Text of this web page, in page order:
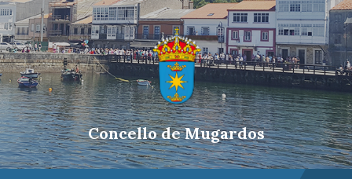
Skip
to
content
Skip
to
main
navigation
Skip
to
footer
Concello de Mugardos